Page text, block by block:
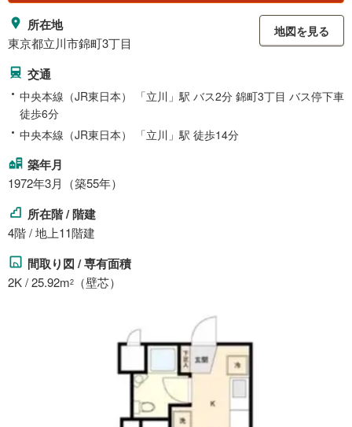
所在地
東京都立川市錦町3丁目
地図を見る
交通
中央本線（JR東日本） 「立川」駅 バス2分 錦町3丁目 バス停下車
徒歩6分
中央本線（JR東日本） 「立川」駅 徒歩14分
築年月
1972年3月（築55年）
所在階 / 階建
4階 / 地上11階建
間取り図 / 専有面積
2K / 25.92m2 （壁芯）